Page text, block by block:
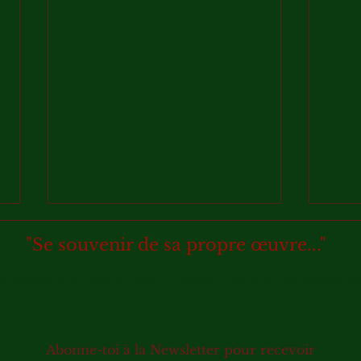
"Se souvenir de sa propre œuvre..."
Abonne-toi à la Newsletter pour recevoir